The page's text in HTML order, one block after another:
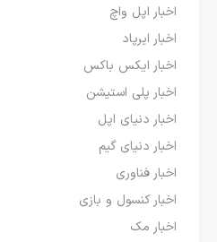
اخبار اپل واچ
اخبار ایرپاد
اخبار ایکس باکس
اخبار پلی استیشن
اخبار دنیای اپل
اخبار دنیای گیم
اخبار فناوری
اخبار کنسول و بازی
اخبار مک